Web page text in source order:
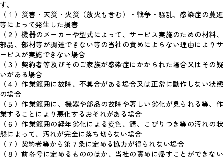
す。
（１）災害・天災・火災（放火も含む）・戦争・騒乱、感染症の蔓延
等によって発生した損害
（２）機器のメーカーや型式によって、サービス実施のための材料、
部品、部材等が調達できない等の当社の責めによらない理由によりサ
ービスが実施できない場合
（３）契約者等及びそのご家族が感染症にかかられた場合又はその疑
いがある場合
（４）作業範囲に故障、不具合がある場合又は正常に動作しない状態
の場合
（５）作業範囲に、機器や部品の故障や著しい劣化が見られる等、作
業することにより悪化するおそれがある場合
（６）作業範囲の経年劣化による変色、錆、こびりつき等の汚れの状
態によって、汚れが完全に落ち切らない場合
（７）契約者等から第７条に定める協力が得られない場合
（８）前各号に定めるもののほか、当社の責めに帰すことができない